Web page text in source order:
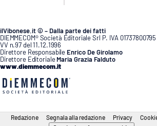
ilVibonese.it © – Dalla parte dei fatti
DIEMMECOM® Società Editoriale Srl P. IVA
VV n.97 del 11.12.1996
Direttore Responsabile Enrico De Girolamo
Direttore Editoriale Maria Grazia Falduto
www.diemmecom.it
Redazione Segnala alla redazione Privacy